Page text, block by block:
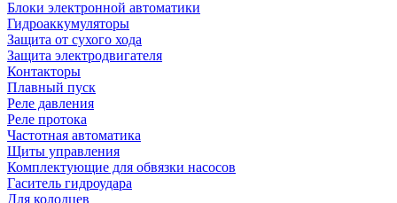
Блоки электронной автоматики
Гидроаккумуляторы
Защита от сухого хода
Защита электродвигателя
Контакторы
Плавный пуск
Реле давления
Реле протока
Частотная автоматика
Щиты управления
Комплектующие для обвязки насосов
Гаситель гидроудара
Для колодцев